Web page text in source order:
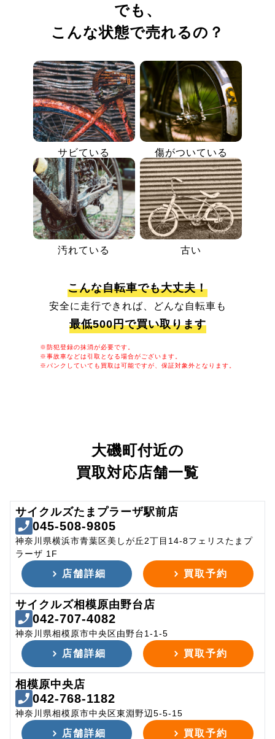
でも、
こんな状態で売れるの？
サビている 傷がついている
汚れている 古い
こんな自転車でも大丈夫！
安全に走行できれば、どんな自転車も
最低500円で買い取ります
※防犯登録の抹消が必要です。
※事故車などは引取となる場合がございます。
※パンクしていても買取は可能ですが、保証対象外となります。
大磯町付近の
買取対応店舗一覧
サイクルズたまプラーザ駅前店
045-508-9805
神奈川県横浜市青葉区美しが丘2丁目14-8フェリスたまプ
ラーザ 1F
店舗詳細 買取予約
サイクルズ相模原由野台店
042-707-4082
神奈川県相模原市中央区由野台1-1-5
店舗詳細 買取予約
相模原中央店
042-768-1182
神奈川県相模原市中央区東淵野辺5-5-15
店舗詳細 買取予約